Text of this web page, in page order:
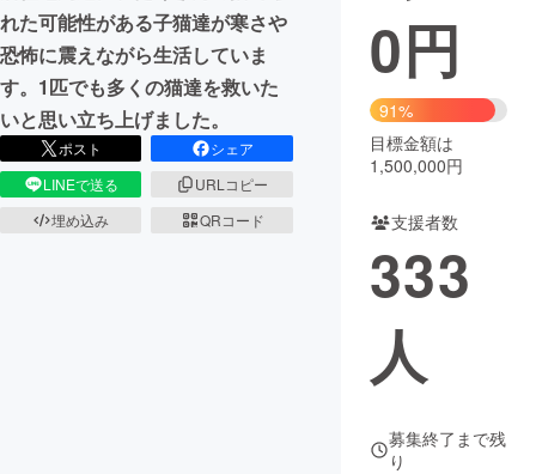
ビジネス・起業
まちづくり・地域活性化
CAMPFIRE for Social Good CAMPFIRE Creation
CAMPFIREふるさと納税
コミュニティ
れた可能性がある子猫達が寒さや
恐怖に震えながら生活していま
す。1匹でも多くの猫達を救いた
いと思い立ち上げました。
ポスト
シェア
LINEで送る
URLコピー
埋め込み
QRコード
0円
91%
目標金額は
1,500,000円
支援者数
333
人
募集終了まで残
り